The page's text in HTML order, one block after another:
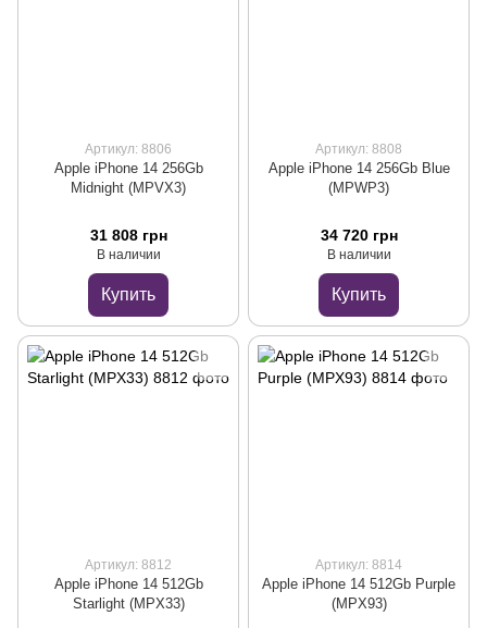
Артикул: 8806
Apple iPhone 14 256Gb
Midnight (MPVX3)
31 808 грн
В наличии
Купить
Артикул: 8808
Apple iPhone 14 256Gb Blue
(MPWP3)
34 720 грн
В наличии
Купить
Артикул: 8812
Apple iPhone 14 512Gb
Starlight (MPX33)
Артикул: 8814
Apple iPhone 14 512Gb Purple
(MPX93)